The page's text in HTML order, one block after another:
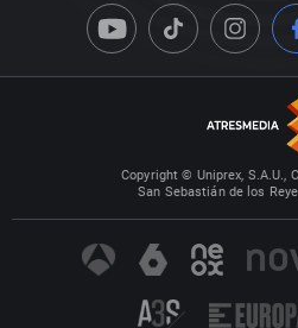
Copyright © Uniprex, S.A.U.,
San Sebastián de los